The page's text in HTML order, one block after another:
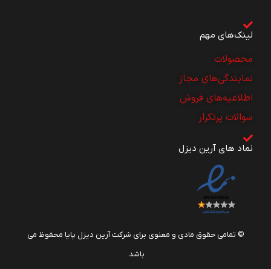
لینک‌های مهم
محصولات
نمایندگی‌های مجاز
اطلاعیه‌های فروش
سوالات پرتکرار
نماد های آرین دیزل
© تمامی حقوق مادی و معنوی برای شرکت آرین دیزل پایا محفوظ می
باشد.